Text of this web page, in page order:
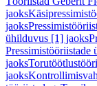
jaoks
jaoks
ühilduvus [1] jaoks
Pressimistööriistade
jaoks
jaoks